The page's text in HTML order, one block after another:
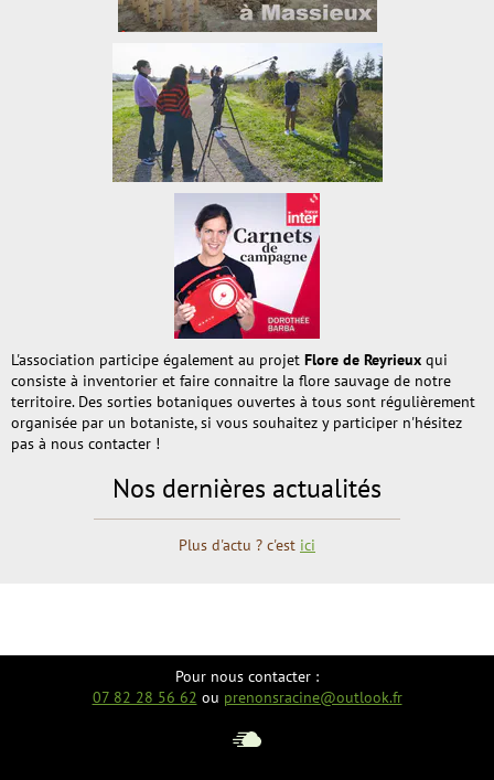
L'association participe également au projet Flore de Reyrieux qui
consiste à inventorier et faire connaitre la flore sauvage de notre
territoire. Des sorties botaniques ouvertes à tous sont régulièrement
organisée par un botaniste, si vous souhaitez y participer n'hésitez
pas à nous contacter !
Nos dernières actualités
Plus d'actu ? c'est ici
Pour nous contacter :
07 82 28 56 62 ou prenonsracine@outlook.fr